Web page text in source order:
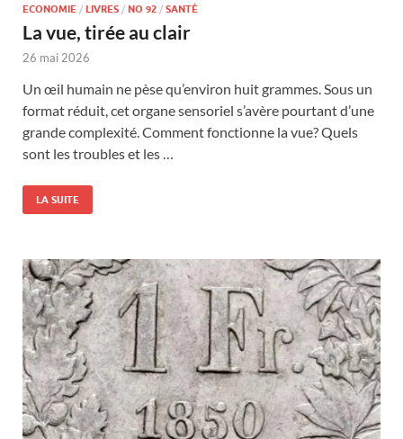
ECONOMIE / LIVRES / NO 92 / SANTÉ
La vue, tirée au clair
26 mai 2026
Un œil humain ne pèse qu’environ huit grammes. Sous un
format réduit, cet organe sensoriel s’avère pourtant d’une
grande complexité. Comment fonctionne la vue? Quels
sont les troubles et les …
LA SUITE